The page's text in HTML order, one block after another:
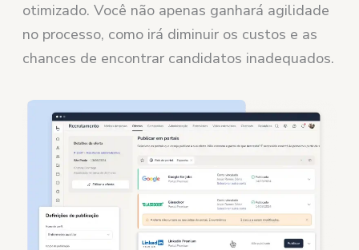
otimizado. Você não apenas ganhará agilidade
no processo, como irá diminuir os custos e as
chances de encontrar candidatos inadequados.